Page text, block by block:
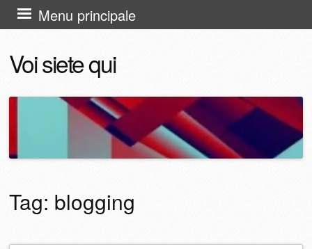
Voi siete qui
Menu principale
al
contenuto
Tag: blogging